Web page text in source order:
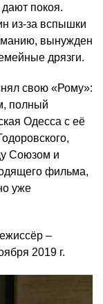
покоя.
из-за вспышки
вынужден
дрязги.
свою «Рому»:
полный
Одесса с её
Союзом и
фильма,
уже
–
2019 г.